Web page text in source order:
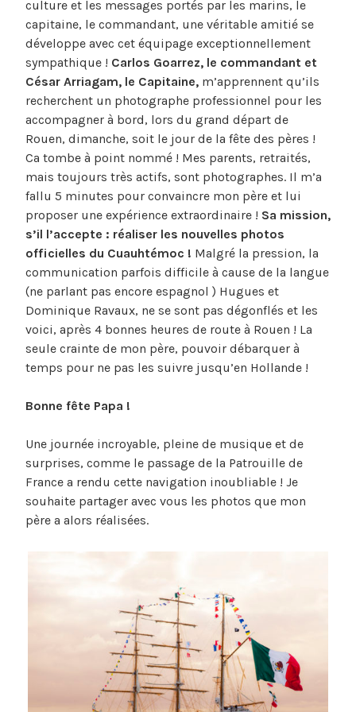
culture et les messages portés par les marins, le
capitaine, le commandant, une véritable amitié se
développe avec cet équipage exceptionnellement
sympathique ! Carlos Goarrez, le commandant et
César Arriagam, le Capitaine, m’apprennent qu’ils
recherchent un photographe professionnel pour les
accompagner à bord, lors du grand départ de
Rouen, dimanche, soit le jour de la fête des pères !
Ca tombe à point nommé ! Mes parents, retraités,
mais toujours très actifs, sont photographes. Il m’a
fallu 5 minutes pour convaincre mon père et lui
proposer une expérience extraordinaire ! Sa mission,
s’il l’accepte : réaliser les nouvelles photos
officielles du Cuauhtémoc ! Malgré la pression, la
communication parfois difficile à cause de la langue
(ne parlant pas encore espagnol ) Hugues et
Dominique Ravaux, ne se sont pas dégonflés et les
voici, après 4 bonnes heures de route à Rouen ! La
seule crainte de mon père, pouvoir débarquer à
temps pour ne pas les suivre jusqu’en Hollande !
Bonne fête Papa !
Une journée incroyable, pleine de musique et de
surprises, comme le passage de la Patrouille de
France a rendu cette navigation inoubliable ! Je
souhaite partager avec vous les photos que mon
père a alors réalisées.